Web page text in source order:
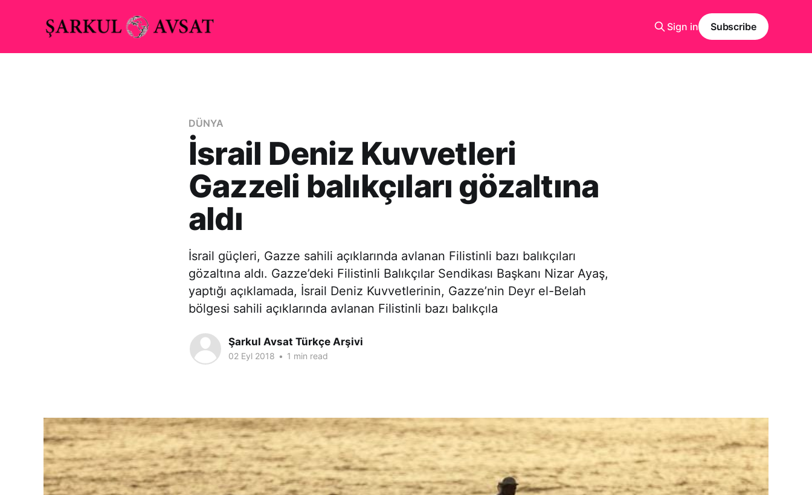
Sign in Subscribe
DÜNYA
İsrail Deniz Kuvvetleri
Gazzeli balıkçıları gözaltına
aldı
İsrail güçleri, Gazze sahili açıklarında avlanan Filistinli bazı balıkçıları
gözaltına aldı. Gazze’deki Filistinli Balıkçılar Sendikası Başkanı Nizar Ayaş,
yaptığı açıklamada, İsrail Deniz Kuvvetlerinin, Gazze’nin Deyr el-Belah
bölgesi sahili açıklarında avlanan Filistinli bazı balıkçıla
Şarkul Avsat Türkçe Arşivi
02 Eyl 2018 • 1 min read